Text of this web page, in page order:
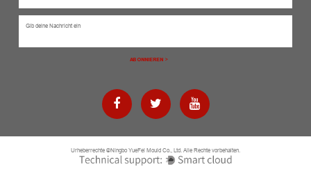
Urheberrechte ©Ningbo YueFei Mould Co., Ltd. Alle Rechte vorbehalten.